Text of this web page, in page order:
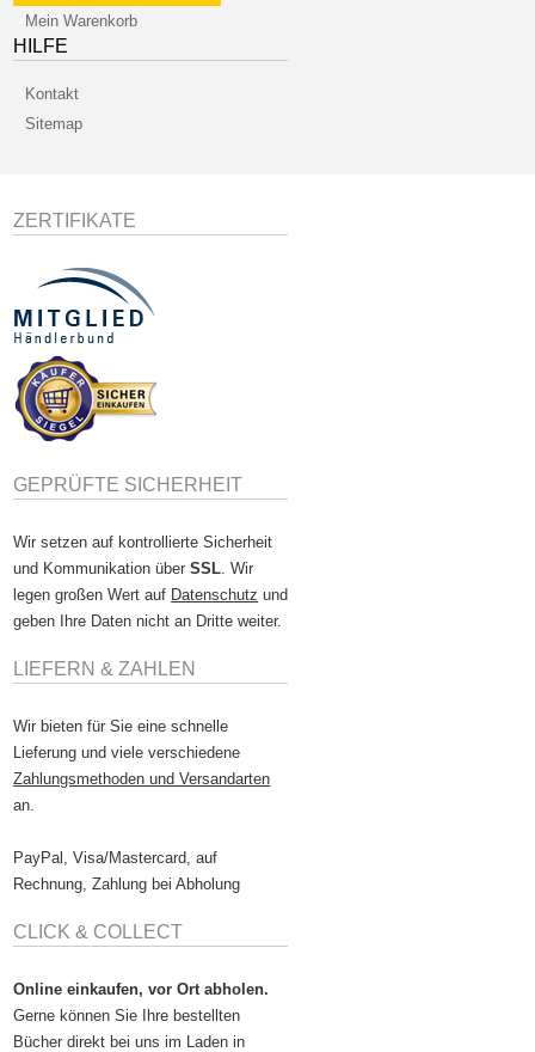
Mein Warenkorb
HILFE
Kontakt
Sitemap
ZERTIFIKATE
GEPRÜFTE SICHERHEIT
Wir setzen auf kontrollierte Sicherheit
und Kommunikation überSSL. Wir
legen großen Wert auf Datenschutz und
geben Ihre Daten nicht an Dritte weiter.
LIEFERN & ZAHLEN
Wir bieten für Sie eine schnelle
Lieferung und viele verschiedene
Zahlungsmethoden und Versandarten
an.
PayPal, Visa/Mastercard, auf
Rechnung, Zahlung bei Abholung
CLICK & COLLECT
Online einkaufen, vor Ort abholen.
Gerne können Sie Ihre bestellten
Bücher direkt bei uns im Laden in